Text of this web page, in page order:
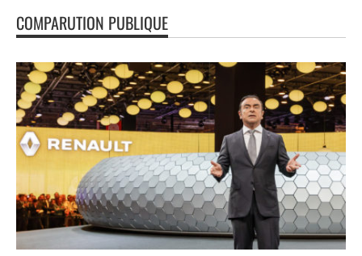
COMPARUTION PUBLIQUE